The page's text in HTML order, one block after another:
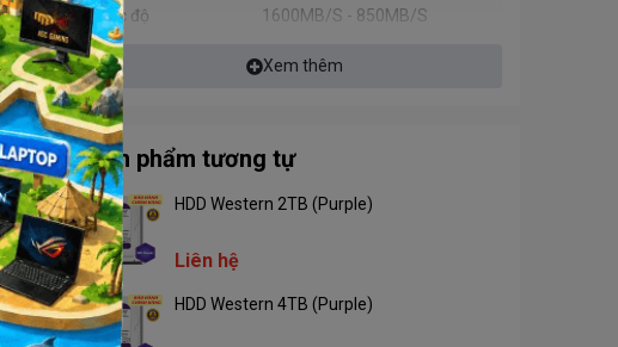
Tốc độ 1600MB/S - 850MB/S
IOPS 4K đọc / ghi < 240000 / 180000
Chuẩn kết nối
Loại NAND Samsung 3D Nand
Controller Phison
Công nghệ hỗ trợ
Kích thước M.2 2280 (80x22x2.4mm)
Xem thêm
Sản phẩm tương tự
HDD Western 2TB (Purple)
Liên hệ
HDD Western 4TB (Purple)